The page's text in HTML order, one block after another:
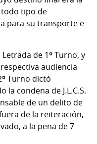
todo tipo de
para su transporte e
de 1º Turno, y
audiencia
Turno dictó
condena de J.L.C.S.
de un delito de
de la reiteración,
a la pena de 7